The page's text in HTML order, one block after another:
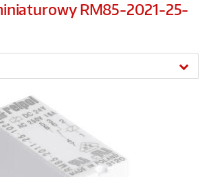
RM85-2021-25-